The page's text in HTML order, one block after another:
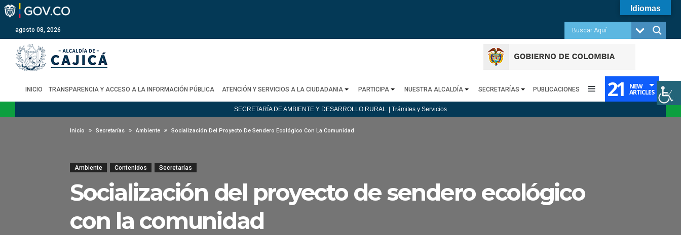
agosto 08, 2026
INICIO TRANSPARENCIA Y ACCESO A LA INFORMACIÓN PÚBLICA ATENCIÓN Y SERVICIOS A LA CIUDADANIA PARTICIPA NUESTRA ALCALDÍA SECRETARÍAS PUBLICACIONES 21 NEW
ARTICLES
SECRETARÍA DE AMBIENTE Y DESARROLLO RURAL: | Trámites y Servicios
Inicio Secretarías Ambiente Socialización Del Proyecto De Sendero Ecológico Con La Comunidad
Ambiente Contenidos Secretarías
Socialización del proyecto de sendero ecológico
con la comunidad
Idiomas